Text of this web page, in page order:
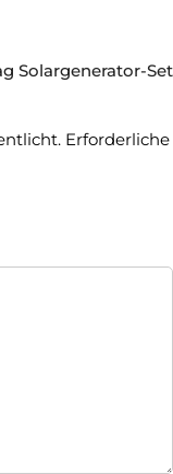
Solargenerator-Set
Erforderliche